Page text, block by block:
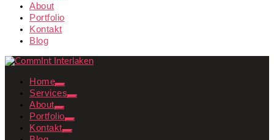
About
Portfolio
Kontakt
Blog
Home
Services
About
Portfolio
Kontakt